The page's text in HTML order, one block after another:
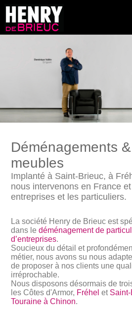
Déménagements
meubles
Implanté à Saint-Brieuc, à
nous intervenons en France
entreprises et les particuliers.
La société Henry de Brieuc est
dans ledéménagement de
d’entreprises.
Soucieux du détail et
métier, nous avons su nous
de proposer à nos clients une
irréprochable.
Nous disposons désormais de
les Côtes d'Armor, Fréhel et
Touraine à Chinon.